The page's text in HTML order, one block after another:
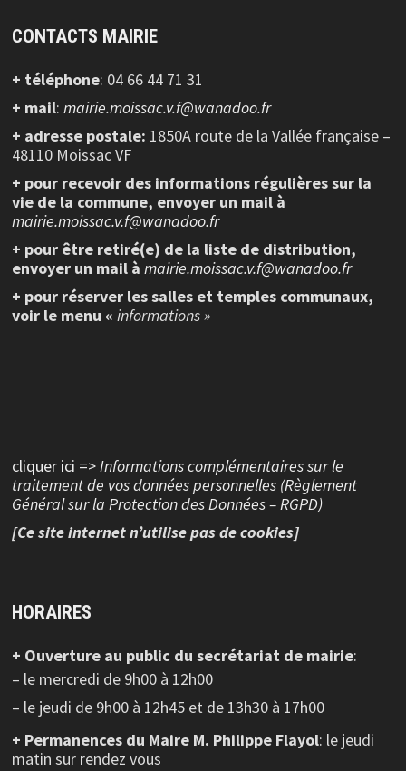
CONTACTS MAIRIE
+ téléphone: 04 66 44 71 31
+ mail: mairie.moissac.v.f@wanadoo.fr
+ adresse postale: 1850A route de la Vallée française –
48110 Moissac VF
+ pour recevoir des informations régulières sur la
vie de la commune, envoyer un mail à
mairie.moissac.v.f@wanadoo.fr
+ pour être retiré(e) de la liste de distribution,
envoyer un mail à mairie.moissac.v.f@wanadoo.fr
+ pour réserver les salles et temples communaux,
voir le menu « informations »
cliquer ici =>Informations complémentaires sur le
traitement de vos données personnelles (Règlement
Général sur la Protection des Données – RGPD)
[Ce site internet n’utilise pas de cookies]
HORAIRES
+ Ouverture au public du secrétariat de mairie:
– le mercredi de 9h00 à 12h00
– le jeudi de 9h00 à 12h45 et de 13h30 à 17h00
+ Permanences du Maire M. Philippe Flayol: le jeudi
matin sur rendez vous